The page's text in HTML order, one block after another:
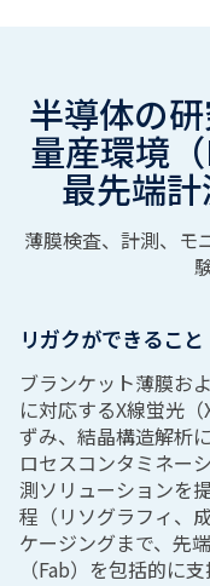
半導体の
量産環境
最先端
薄膜検査、計測、モ
リガクができること
ブランケット薄膜お
に対応するX線蛍光
ずみ、結晶構造解析
ロセスコンタミネー
測ソリューションを
程（リソグラフィ、
ケージングまで、先
（Fab）を包括的に支